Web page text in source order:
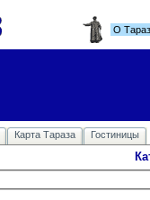
О
Карта Тараза Гостиницы